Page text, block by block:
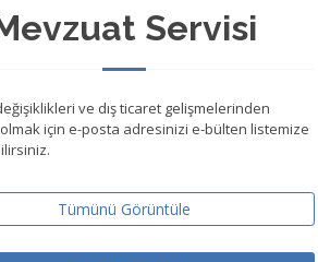
Servisi
ve dış ticaret gelişmelerinden
için e-posta adresinizi e-bülten listemize
Tümünü Görüntüle